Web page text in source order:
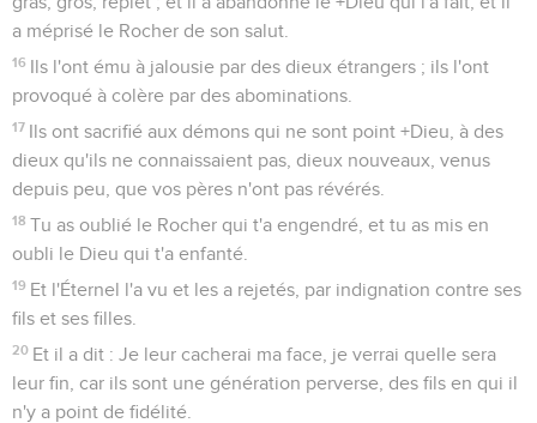
a méprisé le Rocher de son salut.
16 Ils l'ont ému à jalousie par des dieux étrangers ; ils l'ont
provoqué à colère par des abominations.
17 Ils ont sacrifié aux démons qui ne sont point +Dieu, à des
dieux qu'ils ne connaissaient pas, dieux nouveaux, venus
depuis peu, que vos pères n'ont pas révérés.
18 Tu as oublié le Rocher qui t'a engendré, et tu as mis en
oubli le Dieu qui t'a enfanté.
19 Et l'Éternel l'a vu et les a rejetés, par indignation contre ses
fils et ses filles.
20 Et il a dit : Je leur cacherai ma face, je verrai quelle sera
leur fin, car ils sont une génération perverse, des fils en qui il
n'y a point de fidélité.